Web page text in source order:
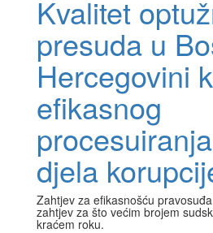
Kvalitet
presuda u
Hercegovini
efikasnog
djela
Zahtjev za efikasnošću
zahtjev za što većim brojem
kraćem roku.